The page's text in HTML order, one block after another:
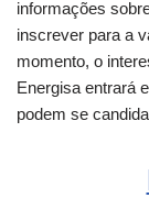
informações
inscrever para a
momento, o
Energisa entrará
podem se